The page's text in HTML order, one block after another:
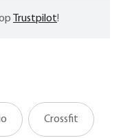
Trustpilot!
Crossfit